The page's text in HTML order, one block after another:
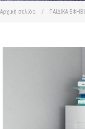
Αρχική σελίδα / ΠΑΙΔΙΚΑ-